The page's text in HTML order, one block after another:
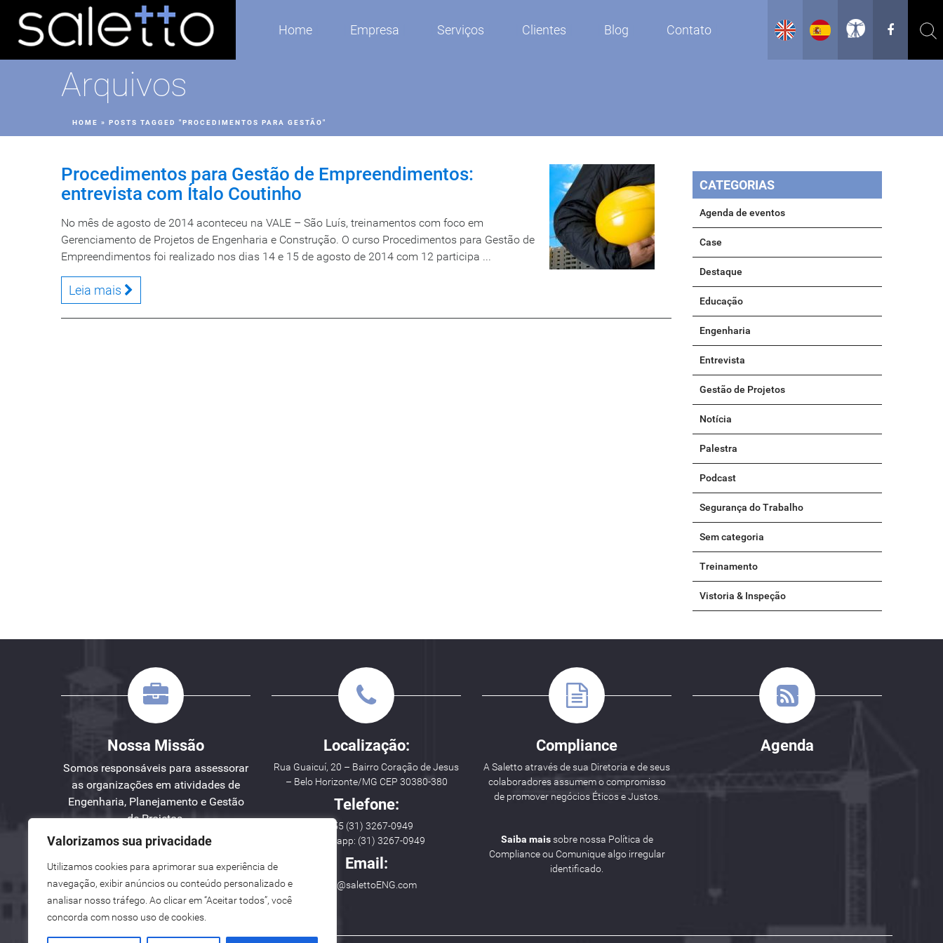
Valorizamos sua privacidade
Utilizamos cookies para aprimorar sua experiência de
navegação, exibir anúncios ou conteúdo personalizado e
analisar nosso tráfego. Ao clicar em “Aceitar todos”, você
concorda com nosso uso de cookies.
Home Empresa Serviços Clientes Blog Contato
Arquivos
HOME » POSTS TAGGED "PROCEDIMENTOS PARA GESTÃO"
Procedimentos para Gestão de Empreendimentos:
entrevista com Ítalo Coutinho
No mês de agosto de 2014 aconteceu na VALE – São Luís, treinamentos com foco em
Gerenciamento de Projetos de Engenharia e Construção. O curso Procedimentos para Gestão de
Empreendimentos foi realizado nos dias 14 e 15 de agosto de 2014 com 12 participa ...
Leia mais
CATEGORIAS
Agenda de eventos
Case
Destaque
Educação
Engenharia
Entrevista
Gestão de Projetos
Notícia
Palestra
Podcast
Segurança do Trabalho
Sem categoria
Treinamento
Vistoria & Inspeção
Nossa Missão
Somos responsáveis para assessorar
as organizações em atividades de
Engenharia, Planejamento e Gestão
de Projetos.
See here an English version for you.
Vea aquí una versión en español para ti.
Localização:
Rua Guaicuí, 20 – Bairro Coração de Jesus
– Belo Horizonte/MG CEP 30380-380
Telefone:
++ 55 (31) 3267-0949
Whatsapp: (31) 3267-0949
Email:
hello@salettoENG.com
Compliance
A Saletto através de sua Diretoria e de seus
colaboradores assumem o compromisso
de promover negócios Éticos e Justos.
Saiba maissobre nossa Política de
Compliance ou Comunique algo irregular
identificado.
Agenda